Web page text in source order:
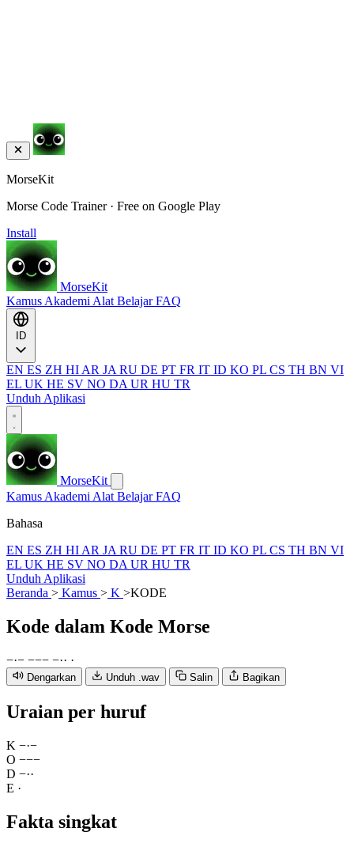
MorseKit
Morse Code Trainer · Free on Google Play
Install
MorseKit
Kamus Akademi Alat BelajarFAQ
EN ES ZH HI AR JA RU DE PT FR IT ID KO PL CS TH BN VI
EL UK HE SV NO DA UR HU TR
Unduh Aplikasi
MorseKit
Kamus Akademi Alat BelajarFAQ
Bahasa
EN ES ZH HI AR JA RU DE PT FR IT ID KO PL CS TH BN VI
EL UK HE SV NO DA UR HU TR
Unduh Aplikasi
Beranda > Kamus > K >KODE
Kode dalam Kode Morse
−·− −−− −·· ·
Dengarkan Unduh .wav Salin Bagikan
Uraian per huruf
K −·−
O −−−
D −··
E ·
Fakta singkat